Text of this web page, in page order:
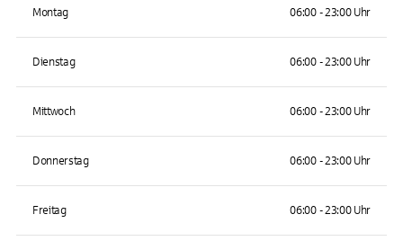
Montag 06:00 - 23:00 Uhr
Dienstag 06:00 - 23:00 Uhr
Mittwoch 06:00 - 23:00 Uhr
Donnerstag 06:00 - 23:00 Uhr
Freitag 06:00 - 23:00 Uhr